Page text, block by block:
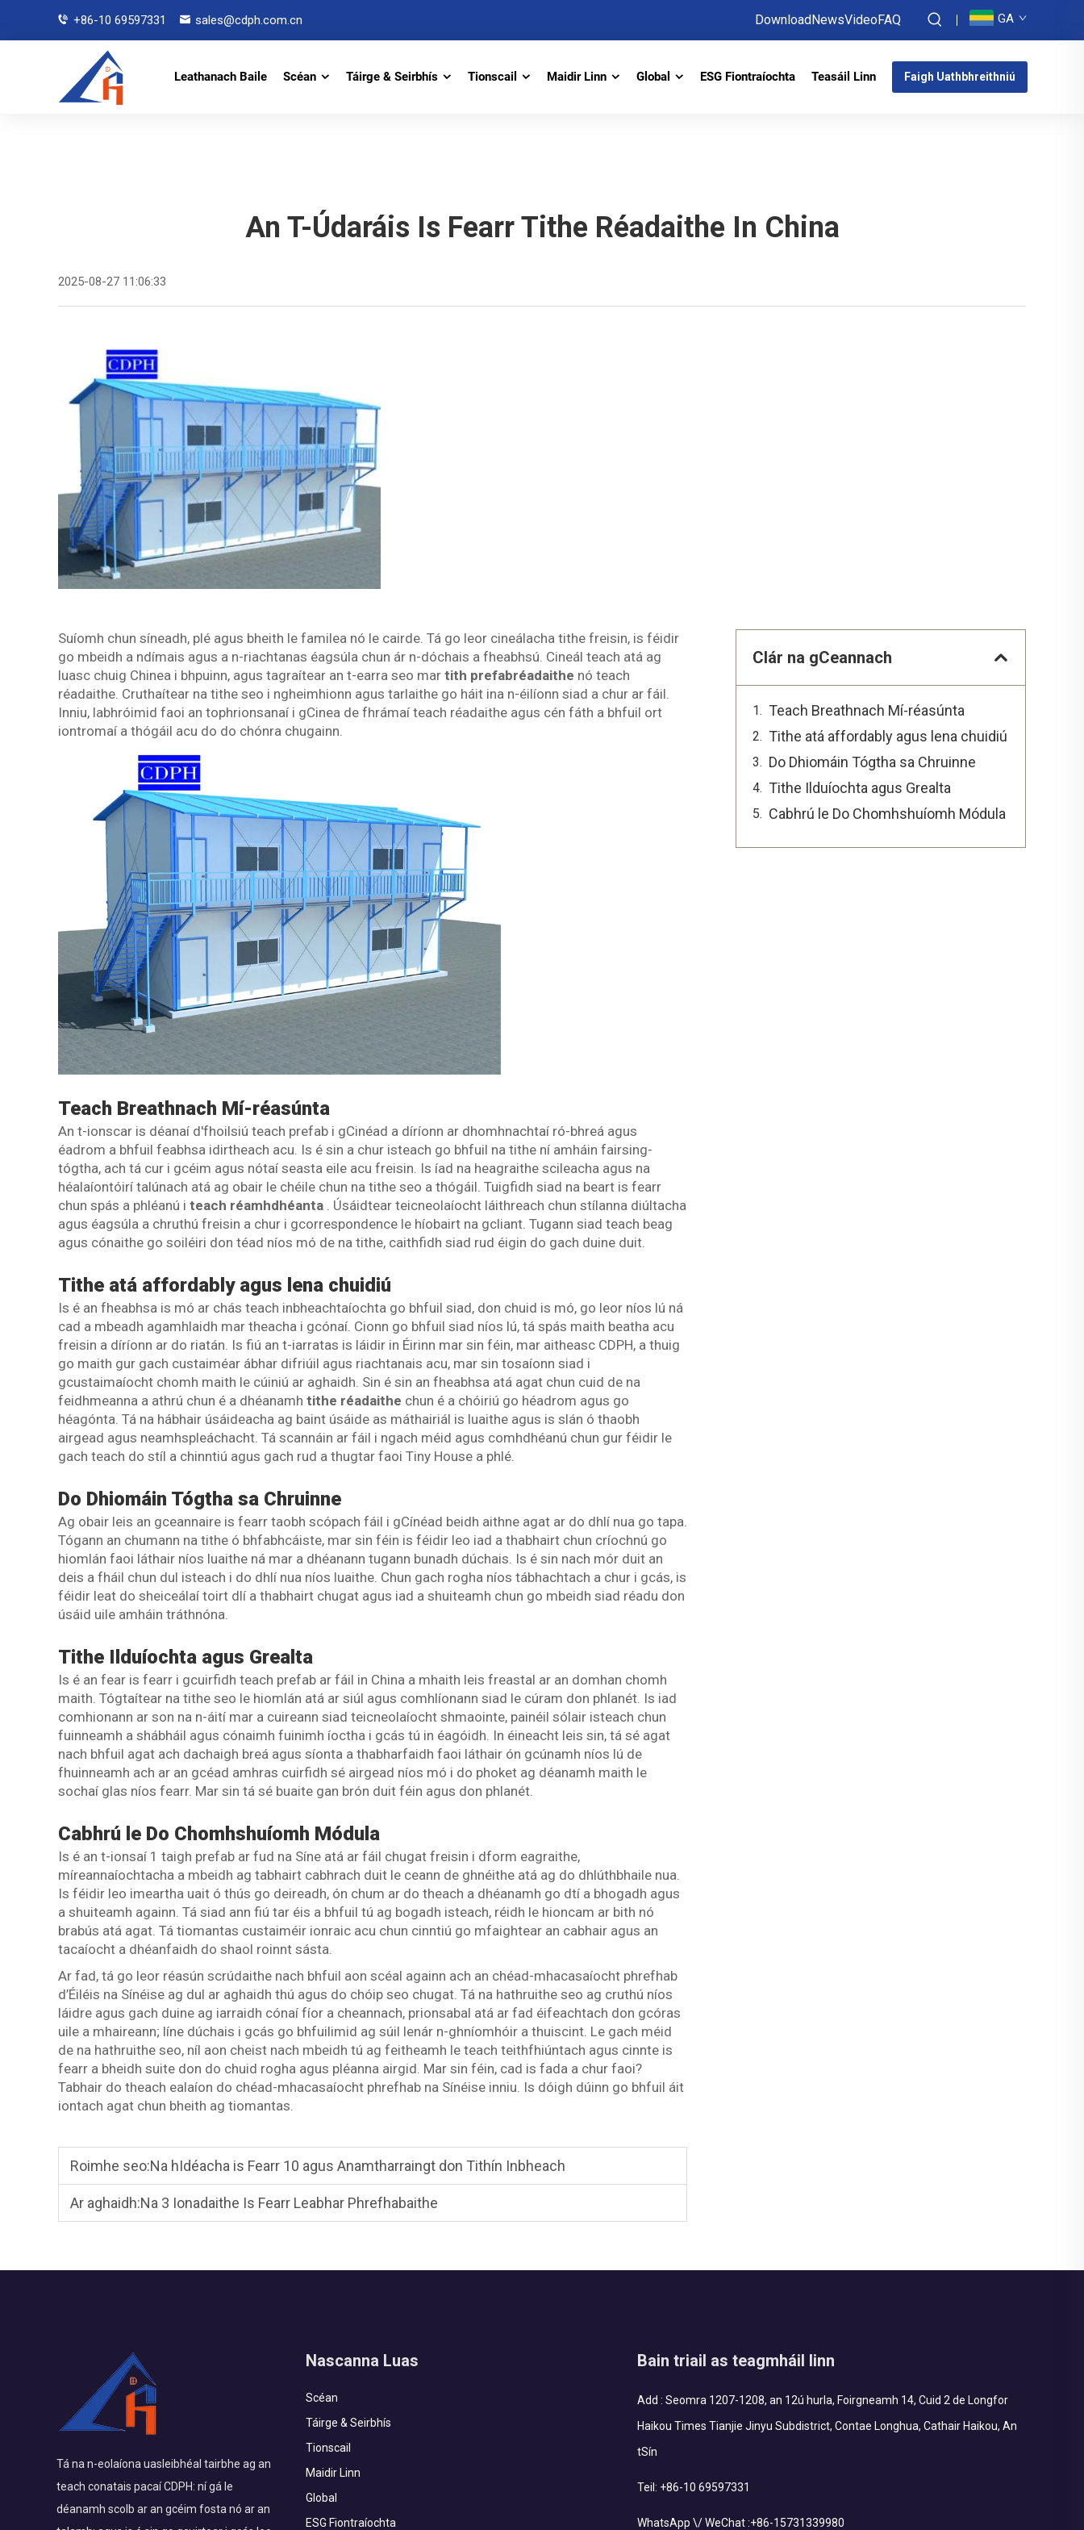
+86-10 69597331 sales@cdph.com.cn DownloadNewsVideoFAQ GA
Leathanach Baile Scéan Táirge & Seirbhís Tionscail Maidir Linn Global ESG Fiontraíochta Teasáil Linn Faigh Uathbhreithniú
An T-Údaráis Is Fearr Tithe Réadaithe In China
2025-08-27 11:06:33
Suíomh chun síneadh, plé agus bheith le familea nó le cairde. Tá go leor cineálacha tithe freisin, is féidir
go mbeidh a ndímais agus a n-riachtanas éagsúla chun ár n-dóchais a fheabhsú. Cineál teach atá ag
luasc chuig Chinea i bhpuinn, agus tagraítear an t-earra seo mar tith prefabréadaithe nó teach
réadaithe. Cruthaítear na tithe seo i ngheimhionn agus tarlaithe go háit ina n-éilíonn siad a chur ar fáil.
Inniu, labhróimid faoi an tophrionsanaí i gCinea de fhrámaí teach réadaithe agus cén fáth a bhfuil ort
iontromaí a thógáil acu do do chónra chugainn.
Teach Breathnach Mí-réasúnta
An t-ionscar is déanaí d'fhoilsiú teach prefab i gCinéad a díríonn ar dhomhnachtaí ró-bhreá agus
éadrom a bhfuil feabhsa idirtheach acu. Is é sin a chur isteach go bhfuil na tithe ní amháin fairsing-
tógtha, ach tá cur i gcéim agus nótaí seasta eile acu freisin. Is íad na heagraithe scileacha agus na
héalaíontóirí talúnach atá ag obair le chéile chun na tithe seo a thógáil. Tuigfidh siad na beart is fearr
chun spás a phléanú i teach réamhdhéanta . Úsáidtear teicneolaíocht láithreach chun stílanna diúltacha
agus éagsúla a chruthú freisin a chur i gcorrespondence le híobairt na gcliant. Tugann siad teach beag
agus cónaithe go soiléiri don téad níos mó de na tithe, caithfidh siad rud éigin do gach duine duit.
Tithe atá affordably agus lena chuidiú
Is é an fheabhsa is mó ar chás teach inbheachtaíochta go bhfuil siad, don chuid is mó, go leor níos lú ná
cad a mbeadh agamhlaidh mar theacha i gcónaí. Cionn go bhfuil siad níos lú, tá spás maith beatha acu
freisin a díríonn ar do riatán. Is fiú an t-iarratas is láidir in Éirinn mar sin féin, mar aitheasc CDPH, a thuig
go maith gur gach custaiméar ábhar difriúil agus riachtanais acu, mar sin tosaíonn siad i
gcustaimaíocht chomh maith le cúiniú ar aghaidh. Sin é sin an fheabhsa atá agat chun cuid de na
feidhmeanna a athrú chun é a dhéanamh tithe réadaithe chun é a chóiriú go héadrom agus go
héagónta. Tá na hábhair úsáideacha ag baint úsáide as máthairiál is luaithe agus is slán ó thaobh
airgead agus neamhspleáchacht. Tá scannáin ar fáil i ngach méid agus comhdhéanú chun gur féidir le
gach teach do stíl a chinntiú agus gach rud a thugtar faoi Tiny House a phlé.
Do Dhiomáin Tógtha sa Chruinne
Ag obair leis an gceannaire is fearr taobh scópach fáil i gCínéad beidh aithne agat ar do dhlí nua go tapa.
Tógann an chumann na tithe ó bhfabhcáiste, mar sin féin is féidir leo iad a thabhairt chun críochnú go
hiomlán faoi láthair níos luaithe ná mar a dhéanann tugann bunadh dúchais. Is é sin nach mór duit an
deis a fháil chun dul isteach i do dhlí nua níos luaithe. Chun gach rogha níos tábhachtach a chur i gcás, is
féidir leat do sheiceálaí toirt dlí a thabhairt chugat agus iad a shuiteamh chun go mbeidh siad réadu don
úsáid uile amháin tráthnóna.
Tithe Ilduíochta agus Grealta
Is é an fear is fearr i gcuirfidh teach prefab ar fáil in China a mhaith leis freastal ar an domhan chomh
maith. Tógtaítear na tithe seo le hiomlán atá ar siúl agus comhlíonann siad le cúram don phlanét. Is iad
comhionann ar son na n-áití mar a cuireann siad teicneolaíocht shmaointe, painéil sólair isteach chun
fuinneamh a shábháil agus cónaimh fuinimh íoctha i gcás tú in éagóidh. In éineacht leis sin, tá sé agat
nach bhfuil agat ach dachaigh breá agus síonta a thabharfaidh faoi láthair ón gcúnamh níos lú de
fhuinneamh ach ar an gcéad amhras cuirfidh sé airgead níos mó i do phoket ag déanamh maith le
sochaí glas níos fearr. Mar sin tá sé buaite gan brón duit féin agus don phlanét.
Cabhrú le Do Chomhshuíomh Módula
Is é an t-ionsaí 1 taigh prefab ar fud na Síne atá ar fáil chugat freisin i dform eagraithe,
míreannaíochtacha a mbeidh ag tabhairt cabhrach duit le ceann de ghnéithe atá ag do dhlúthbhaile nua.
Is féidir leo imeartha uait ó thús go deireadh, ón chum ar do theach a dhéanamh go dtí a bhogadh agus
a shuiteamh againn. Tá siad ann fiú tar éis a bhfuil tú ag bogadh isteach, réidh le hioncam ar bith nó
brabús atá agat. Tá tiomantas custaiméir ionraic acu chun cinntiú go mfaightear an cabhair agus an
tacaíocht a dhéanfaidh do shaol roinnt sásta.
Ar fad, tá go leor réasún scrúdaithe nach bhfuil aon scéal againn ach an chéad-mhacasaíocht phrefhab
d’Éiléis na Sínéise ag dul ar aghaidh thú agus do chóip seo chugat. Tá na hathruithe seo ag cruthú níos
láidre agus gach duine ag iarraidh cónaí fíor a cheannach, prionsabal atá ar fad éifeachtach don gcóras
uile a mhaireann; líne dúchais i gcás go bhfuilimid ag súil lenár n-ghníomhóir a thuiscint. Le gach méid
de na hathruithe seo, níl aon cheist nach mbeidh tú ag feitheamh le teach teithfhiúntach agus cinnte is
fearr a bheidh suite don do chuid rogha agus pléanna airgid. Mar sin féin, cad is fada a chur faoi?
Tabhair do theach ealaíon do chéad-mhacasaíocht phrefhab na Sínéise inniu. Is dóigh dúinn go bhfuil áit
iontach agat chun bheith ag tiomantas.
Roimhe seo:Na hIdéacha is Fearr 10 agus Anamtharraingt don Tithín Inbheach
Ar aghaidh:Na 3 Ionadaithe Is Fearr Leabhar Phrefhabaithe
Clár na gCeannach
Teach Breathnach Mí-réasúnta
Tithe atá affordably agus lena chuidiú
Do Dhiomáin Tógtha sa Chruinne
Tithe Ilduíochta agus Grealta
Cabhrú le Do Chomhshuíomh Módula
Tá na n-eolaíona uasleibhéal tairbhe ag an
teach conatais pacaí CDPH: ní gá le
déanamh scolb ar an gcéim fosta nó ar an
Nascanna Luas
Scéan
Táirge & Seirbhís
Tionscail
Maidir Linn
Global
ESG Fiontraíochta
Bain triail as teagmháil linn
Add : Seomra 1207-1208, an 12ú hurla, Foirgneamh 14, Cuid 2 de Longfor
Haikou Times Tianjie Jinyu Subdistrict, Contae Longhua, Cathair Haikou, An
tSín
Teil: +86-10 69597331
WhatsApp \/ WeChat :+86-15731339980